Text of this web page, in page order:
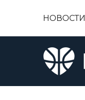
НОВОСТИ